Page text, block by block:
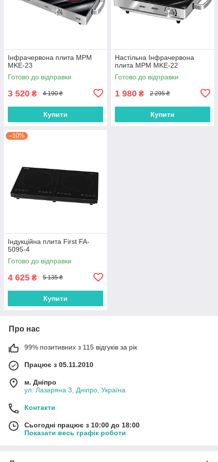
Інфрачервона плита MPM
MKE-23
Готово до відправки
3 520 ₴ 4 190 ₴
Купити
Настільна Інфрачервона
плита MPM MKE-22
Готово до відправки
1 980 ₴ 2 295 ₴
Купити
–10%
Індукційна плита First FA-
5095-4
Готово до відправки
4 625 ₴ 5 135 ₴
Купити
Про нас
99% позитивних з 115 відгуків за рік
Працює з 05.11.2010
м. Дніпро
ул. Лазаряна 3, Дніпро, Україна
Контакти
Сьогодні працює з 10:00 до 18:00
Показати весь графік роботи